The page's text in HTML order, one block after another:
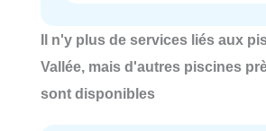
Il n'y plus de services liés aux
Vallée, mais d'autres piscines
sont disponibles